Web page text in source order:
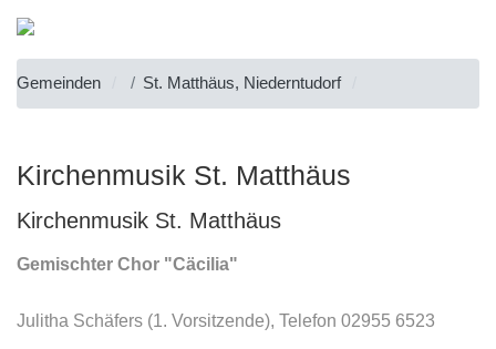
Gemeinden St. Matthäus, Niederntudorf
Kirchenmusik St. Matthäus
Kirchenmusik St. Matthäus
Gemischter Chor "Cäcilia"
Julitha Schäfers (1. Vorsitzende), Telefon 02955 6523